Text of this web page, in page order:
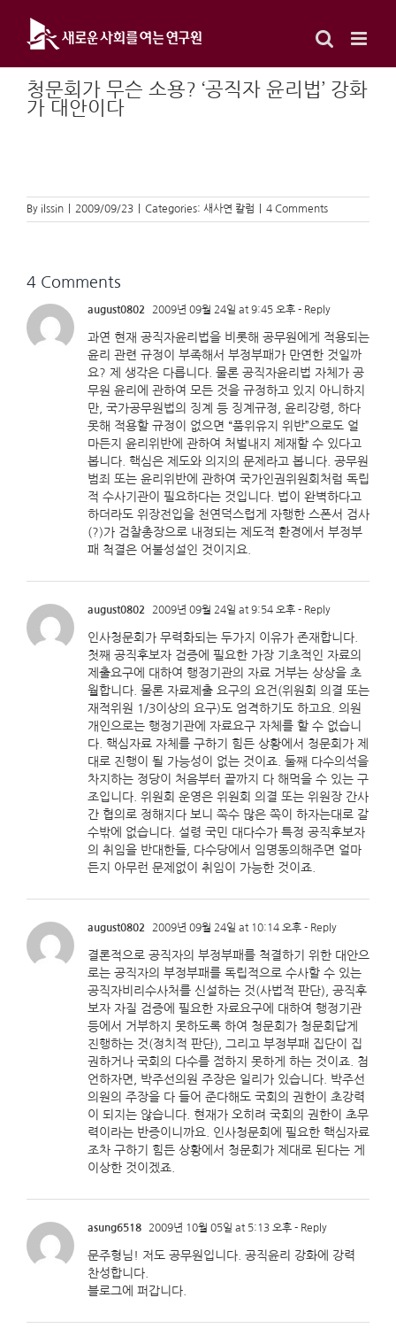
content
청문회가 무슨 소용? ‘공직자 윤리법’ 강화
가 대안이다
By ilssin 2009/09/23 Categories: 새사연 칼럼 4 Comments
4 Comments
august0802 2009년 09월 24일 at 9:45 오후 - Reply
과연 현재 공직자윤리법을 비롯해 공무원에게 적용되는
윤리 관련 규정이 부족해서 부정부패가 만연한 것일까
요? 제 생각은 다릅니다. 물론 공직자윤리법 자체가 공
무원 윤리에 관하여 모든 것을 규정하고 있지 아니하지
만, 국가공무원법의 징계 등 징계규정, 윤리강령, 하다
못해 적용할 규정이 없으면 “품위유지 위반”으로도 얼
마든지 윤리위반에 관하여 처벌내지 제재할 수 있다고
봅니다. 핵심은 제도와 의지의 문제라고 봅니다. 공무원
범죄 또는 윤리위반에 관하여 국가인권위원회처럼 독립
적 수사기관이 필요하다는 것입니다. 법이 완벽하다고
하더라도 위장전입을 천연덕스럽게 자행한 스폰서 검사
(?)가 검찰총장으로 내정되는 제도적 환경에서 부정부
패 척결은 어불성설인 것이지요.
august0802 2009년 09월 24일 at 9:54 오후 - Reply
인사청문회가 무력화되는 두가지 이유가 존재합니다.
첫째 공직후보자 검증에 필요한 가장 기초적인 자료의
제출요구에 대하여 행정기관의 자료 거부는 상상을 초
월합니다. 물론 자료제출 요구의 요건(위원회 의결 또는
재적위원 1/3이상의 요구)도 엄격하기도 하고요. 의원
개인으로는 행정기관에 자료요구 자체를 할 수 없습니
다. 핵심자료 자체를 구하기 힘든 상황에서 청문회가 제
대로 진행이 될 가능성이 없는 것이죠. 둘째 다수의석을
차지하는 정당이 처음부터 끝까지 다 해먹을 수 있는 구
조입니다. 위원회 운영은 위원회 의결 또는 위원장 간사
간 협의로 정해지다 보니 쪽수 많은 쪽이 하자는대로 갈
수밖에 없습니다. 설령 국민 대다수가 특정 공직후보자
의 취임을 반대한들, 다수당에서 임명동의해주면 얼마
든지 아무런 문제없이 취임이 가능한 것이죠.
august0802 2009년 09월 24일 at 10:14 오후 - Reply
결론적으로 공직자의 부정부패를 척결하기 위한 대안으
로는 공직자의 부정부패를 독립적으로 수사할 수 있는
공직자비리수사처를 신설하는 것(사법적 판단), 공직후
보자 자질 검증에 필요한 자료요구에 대하여 행정기관
등에서 거부하지 못하도록 하여 청문회가 청문회답게
진행하는 것(정치적 판단), 그리고 부정부패 집단이 집
권하거나 국회의 다수를 점하지 못하게 하는 것이죠. 첨
언하자면, 박주선의원 주장은 일리가 있습니다. 박주선
의원의 주장을 다 들어 준다해도 국회의 권한이 초강력
이 되지는 않습니다. 현재가 오히려 국회의 권한이 초무
력이라는 반증이니까요. 인사청문회에 필요한 핵심자료
조차 구하기 힘든 상황에서 청문회가 제대로 된다는 게
이상한 것이겠죠.
asung6518 2009년 10월 05일 at 5:13 오후 - Reply
문주형님! 저도 공무원입니다. 공직윤리 강화에 강력
찬성합니다.
블로그에 퍼갑니다.